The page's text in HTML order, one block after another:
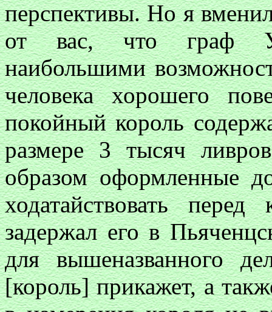
перспективы. Но я
от вас, что граф
наибольшими
человека хорошего
покойный король
размере 3 тысяч
образом оформленные
ходатайствовать
задержал его в
для вышеназванного
[король] прикажет, а